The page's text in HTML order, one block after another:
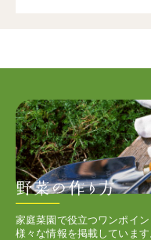
家庭菜園で役立つワンポイ
様々な情報を掲載しています